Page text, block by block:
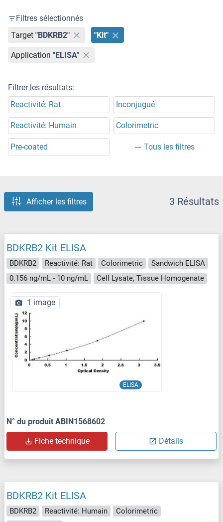
Filtres sélectionnés
Target "BDKRB2" "Kit"
Application "ELISA"
Filtrer les résultats:
Reactivité: Rat
Inconjugué
Reactivité: Humain Colorimetric
Pre-coated Tous les filtres
Afficher les filtres 3 Résultats
BDKRB2 Kit ELISA
BDKRB2 Reactivité: Rat Colorimetric
Sandwich ELISA
0.156 ng/mL - 10 ng/mL
Cell Lysate, Tissue Homogenate
ELISA
1 image
N° du produit ABIN1568602
Fiche technique Détails
BDKRB2 Kit ELISA
BDKRB2 Reactivité: Humain
Colorimetric